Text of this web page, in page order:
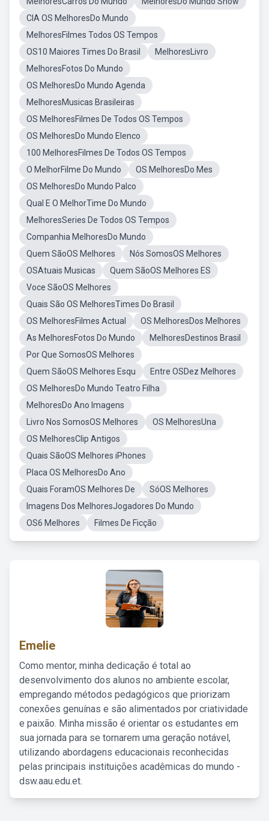
CIA OS MelhoresDo Mundo
MelhoresFilmes Todos OS Tempos
OS10 Maiores Times Do Brasil
MelhoresLivro
MelhoresFotos Do Mundo
OS MelhoresDo Mundo Agenda
MelhoresMusicas Brasileiras
OS MelhoresFilmes De Todos OS Tempos
OS MelhoresDo Mundo Elenco
100 MelhoresFilmes De Todos OS Tempos
O MelhorFilme Do Mundo
OS MelhoresDo Mes
OS MelhoresDo Mundo Palco
Qual E O MelhorTime Do Mundo
MelhoresSeries De Todos OS Tempos
Companhia MelhoresDo Mundo
Quem SãoOS Melhores
Nós SomosOS Melhores
OSAtuais Musicas
Quem SãoOS Melhores ES
Voce SãoOS Melhores
Quais São OS MelhoresTimes Do Brasil
OS MelhoresFilmes Actual
OS MelhoresDos Melhores
As MelhoresFotos Do Mundo
MelhoresDestinos Brasil
Por Que SomosOS Melhores
Quem SãoOS Melhores Esqu
Entre OSDez Melhores
OS MelhoresDo Mundo Teatro Filha
MelhoresDo Ano Imagens
Livro Nos SomosOS Melhores
OS MelhoresUna
OS MelhoresClip Antigos
Quais SãoOS Melhores iPhones
Placa OS MelhoresDo Ano
Quais ForamOS Melhores De
SóOS Melhores
Imagens Dos MelhoresJogadores Do Mundo
OS6 Melhores
Filmes De Ficção
Emelie
Como mentor, minha dedicação é total ao
desenvolvimento dos alunos no ambiente escolar,
empregando métodos pedagógicos que priorizam
conexões genuínas e são alimentados por criatividade
e paixão. Minha missão é orientar os estudantes em
sua jornada para se tornarem uma geração notável,
utilizando abordagens educacionais reconhecidas
pelas principais instituições acadêmicas do mundo -
dsw.aau.edu.et.